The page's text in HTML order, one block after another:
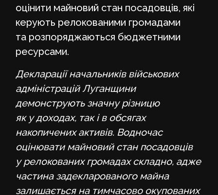
оцінити майновий стан посадовців, які
керують релокованими громадами
та розпоряджаються бюджетними
ресурсами.
Декларації начальників військових
адміністрацій Луганщини
демонструють значну різницю
як у доходах, так і в обсягах
накопичених активів. Водночас
оцінювати майновий стан посадовців
у релокованих громадах складно, адже
частина задекларованого майна
залишається на тимчасово окупованих